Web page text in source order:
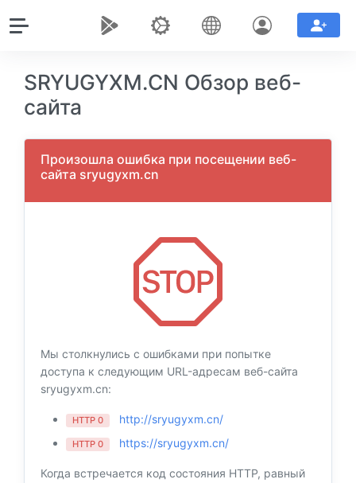
SRYUGYXM.CN Обзор веб-
сайта
Произошла ошибка при посещении веб-
сайта sryugyxm.cn
Мы столкнулись с ошибками при попытке
доступа к следующим URL-адресам веб-сайта
sryugyxm.cn:
HTTP 0 http://sryugyxm.cn/
HTTP 0 https://sryugyxm.cn/
Когда встречается код состояния HTTP, равный